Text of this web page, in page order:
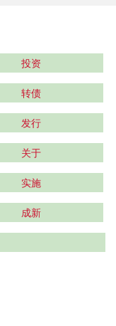
投资
转债
发行
关于
实施
成新